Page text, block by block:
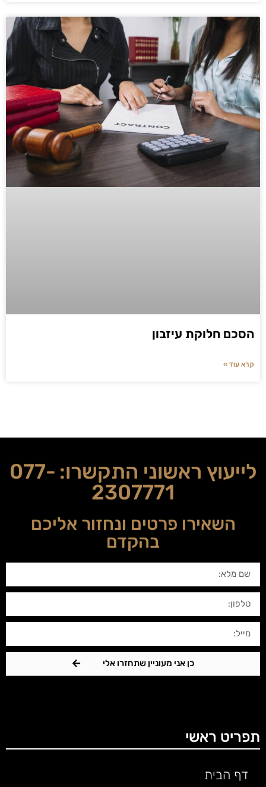
הסכם חלוקת עיזבון
קרא עוד »
לייעוץ ראשוני התקשרו:077-
2307771
השאירו פרטים ונחזור אליכם
בהקדם
כן אני מעוניין שתחזרו אלי
תפריט ראשי
דף הבית